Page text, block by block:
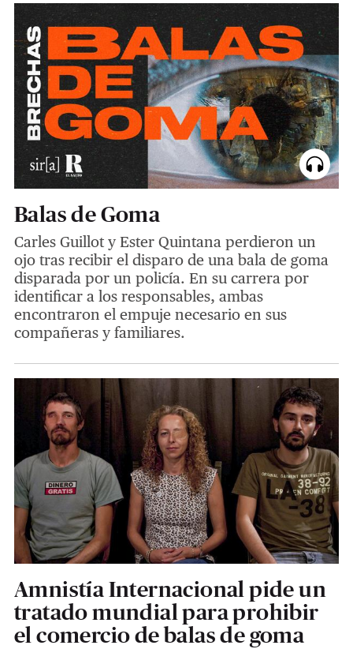
Balas de Goma
Carles Guillot y Ester Quintana perdieron un
ojo tras recibir el disparo de una bala de goma
disparada por un policía. En su carrera por
identificar a los responsables, ambas
encontraron el empuje necesario en sus
compañeras y familiares.
Amnistía Internacional pide un
tratado mundial para prohibir
el comercio de balas de goma